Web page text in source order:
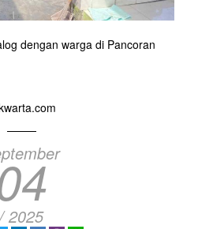
dengan warga di Pancoran
/ 2025